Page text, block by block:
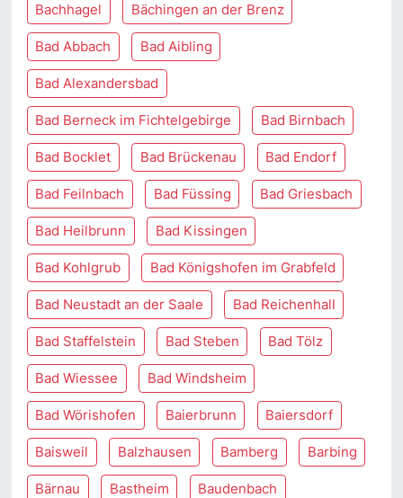
Bachhagel Bächingen an der Brenz
Bad Abbach Bad Aibling
Bad Alexandersbad
Bad Berneck im Fichtelgebirge Bad Birnbach
Bad Bocklet Bad Brückenau Bad Endorf
Bad Feilnbach Bad Füssing Bad Griesbach
Bad Heilbrunn Bad Kissingen
Bad Kohlgrub Bad Königshofen im Grabfeld
Bad Neustadt an der Saale Bad Reichenhall
Bad Staffelstein Bad Steben Bad Tölz
Bad Wiessee Bad Windsheim
Bad Wörishofen Baierbrunn Baiersdorf
Baisweil Balzhausen Bamberg Barbing
Bärnau Bastheim Baudenbach